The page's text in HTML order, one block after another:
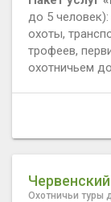
до 5 человек):
охоты,
трофеев,
охотничьем
Охотничьи туры